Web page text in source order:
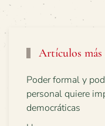
Artículos más
Poder formal y
personal quiere
democráticas